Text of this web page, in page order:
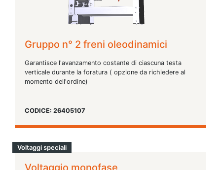
Gruppo n° 2 freni oleodinamici
Garantisce l'avanzamento costante di ciascuna testa
verticale durante la foratura ( opzione da richiedere al
momento dell'ordine)
CODICE: 26405107
Voltaggi speciali
Voltaggio monofase